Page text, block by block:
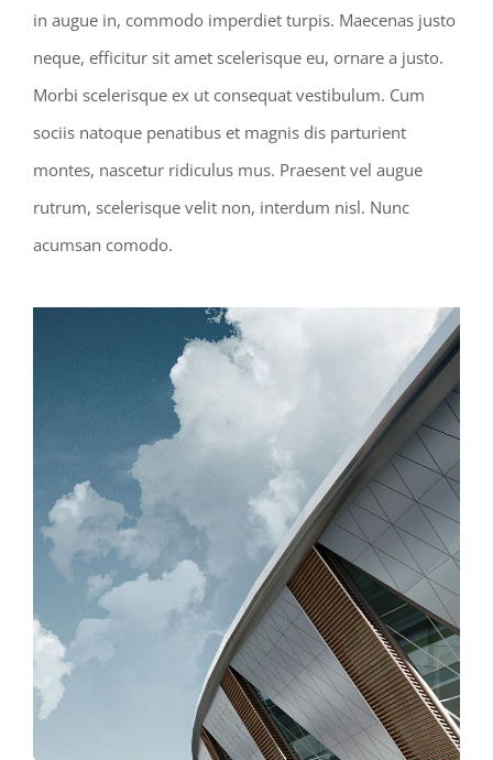
in augue in, commodo imperdiet turpis. Maecenas justo
neque, efficitur sit amet scelerisque eu, ornare a justo.
Morbi scelerisque ex ut consequat vestibulum. Cum
sociis natoque penatibus et magnis dis parturient
montes, nascetur ridiculus mus. Praesent vel augue
rutrum, scelerisque velit non, interdum nisl. Nunc
acumsan comodo.